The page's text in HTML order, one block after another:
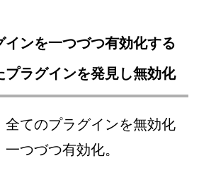
インを一つづつ有効化する
プラグインを発見し無効化
全てのプラグインを無効化
つづつ有効化。